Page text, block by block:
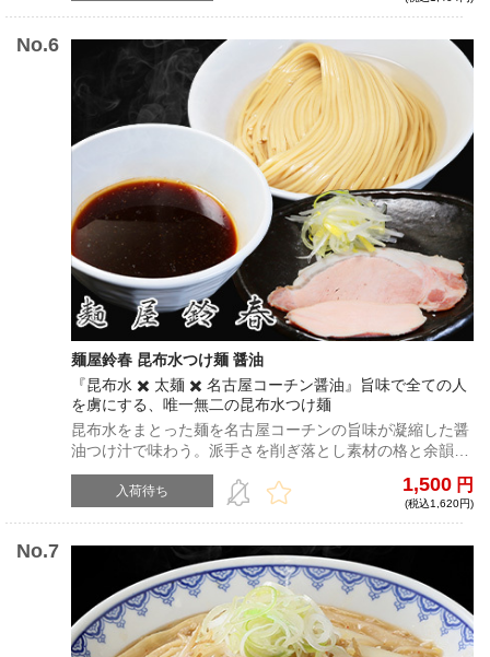
た奇跡の味わい！
麺屋鈴春 昆布水つけ麺 醤油
『昆布水 ✖️ 太麺 ✖️ 名古屋コーチン醤油』旨味で全ての人
を虜にする、唯一無二の昆布水つけ麺
昆布水をまとった麺を名古屋コーチンの旨味が凝縮した醤
油つけ汁で味わう。派手さを削ぎ落とし素材の格と余韻で
勝負する"麺屋鈴春"渾身の一杯。
入荷待ち 1,500 円
(税込1,620円)